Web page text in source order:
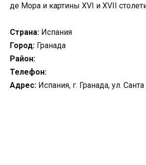
де Мора и картины XVI и XVII
Страна: Испания
Город: Гранада
Район:
Телефон:
Адрес: Испания, г. Гранада, ул.